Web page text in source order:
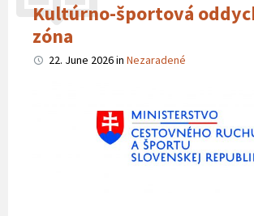
Kultúrno-športová
zóna
22. June 2026in Nezaradené